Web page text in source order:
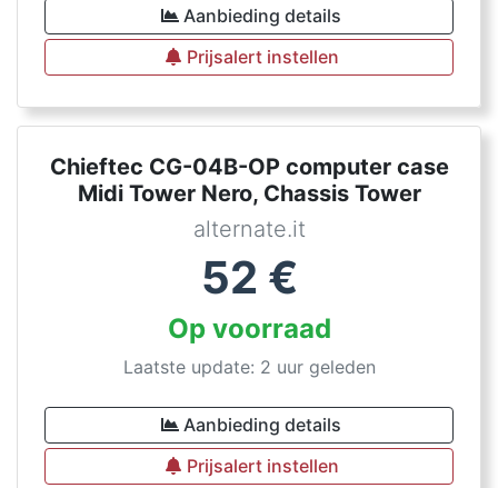
Aanbieding details
Prijsalert instellen
Chieftec CG-04B-OP computer case
Midi Tower Nero, Chassis Tower
alternate.it
52 €
Op voorraad
Laatste update: 2 uur geleden
Aanbieding details
Prijsalert instellen